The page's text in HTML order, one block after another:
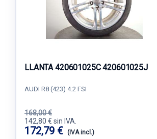
LLANTA 420601025C 420601025J
AUDI R8 (423) 4.2 FSI
168,00 €
142,80 € sin IVA.
172,79 € (IVA incl.)